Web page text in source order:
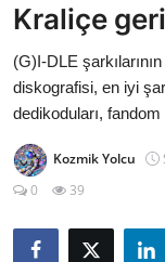
İletişim
Anime Önerileri
Kore Dünyası
Anime
Dizi & Film
Kraliçe
(G)I-DLE
diskografisi, en iyi
dedikoduları,
Kozmik Yolcu
0
39